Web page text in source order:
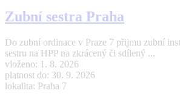
Zubní sestra Praha
Do zubní ordinace v Praze 7 přijmu zubní
sestru na HPP na zkrácený či sdílený ...
vloženo: 1. 8. 2026
platnost do: 30. 9. 2026
lokalita: Praha 7